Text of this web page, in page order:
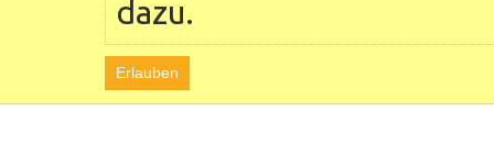
dazu.
Erlauben